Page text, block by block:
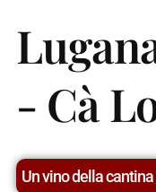
- Cà
Un vino della